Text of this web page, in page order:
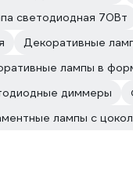
светодиодная 70Вт
Декоративные
лампы в
диммеры
лампы с